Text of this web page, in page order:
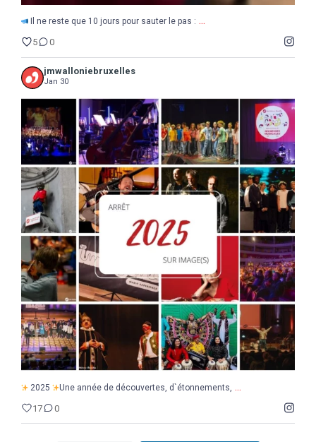
Il ne reste que 10 jours pour sauter le pas : ...
5 0
jmwalloniebruxelles
Jan 30
2025 Une année de découvertes, d`étonnements, ...
2025 Une année de découvertes, d`étonnements, ...
17 0